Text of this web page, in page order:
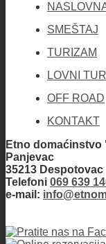
SMEŠTAJ
TURIZAM
LOVNI
OFF ROAD
KONTAKT
Etno
Panjevac
35213 Despotovac
Telefoni 069 639
e-mail: